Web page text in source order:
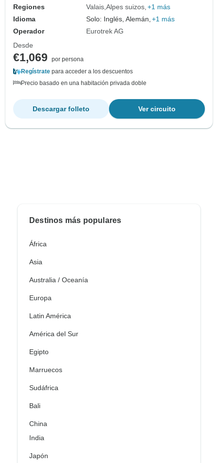
Regiones
Valais Alpes suizos +1 más
Idioma
Solo: Inglés, Alemán, +1 más
Operador
Eurotrek AG
Desde
€1,069
por persona
Regístrate para acceder a los descuentos
Precio basado en una habitación privada doble
Ver circuito
Descargar folleto
Destinos más populares
África
Asia
Australia / Oceanía
Europa
Latin América
América del Sur
Egipto
Marruecos
Sudáfrica
Bali
China
India
Japón